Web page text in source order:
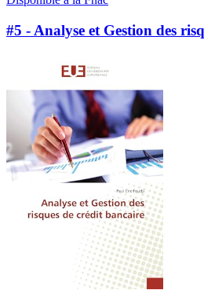
#5 - Analyse et Gestion des